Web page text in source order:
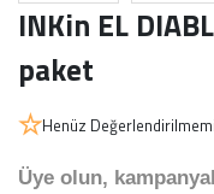
INKin EL
paket
Henüz
Üye olun,